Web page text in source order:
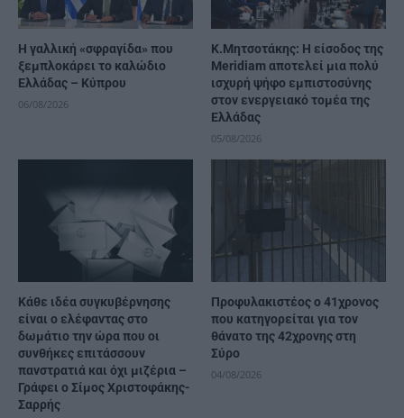
Η γαλλική «σφραγίδα» που
ξεμπλοκάρει το καλώδιο
Ελλάδας – Κύπρου
06/08/2026
K.Μητσοτάκης: Η είσοδος της
Meridiam αποτελεί μια πολύ
ισχυρή ψήφο εμπιστοσύνης
στον ενεργειακό τομέα της
Ελλάδας
05/08/2026
Κάθε ιδέα συγκυβέρνησης
είναι ο ελέφαντας στο
δωμάτιο την ώρα που οι
συνθήκες επιτάσσουν
πανστρατιά και όχι μιζέρια –
Γράφει ο Σίμος Χριστοφάκης-
Σαρρής
Προφυλακιστέος ο 41χρονος
που κατηγορείται για τον
θάνατο της 42χρονης στη
Σύρο
04/08/2026